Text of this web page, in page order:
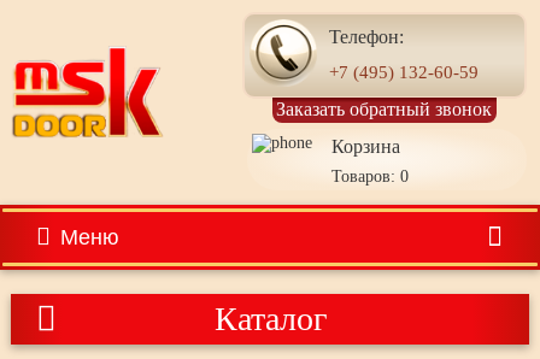
Телефон:
+7 (495) 132-60-59
Заказать обратный звонок
Корзина
Товаров: 0
Меню
Каталог